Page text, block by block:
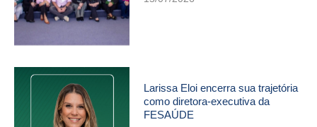
Larissa Eloi encerra sua trajetória
como diretora-executiva da
FESAÚDE